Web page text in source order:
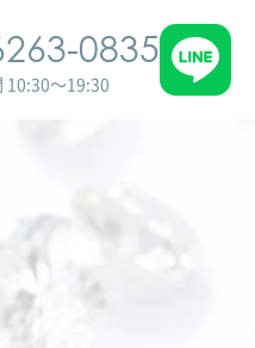
0835
10:30～19:30